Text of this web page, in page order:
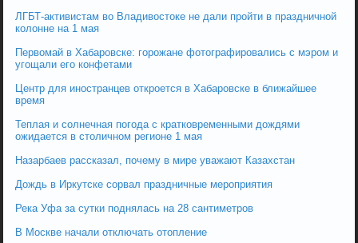
ЛГБТ-активистам во Владивостоке не дали пройти в праздничной
колонне на 1 мая
Первомай в Хабаровске: горожане фотографировались с мэром и
угощали его конфетами
Центр для иностранцев откроется в Хабаровске в ближайшее
время
Теплая и солнечная погода с кратковременными дождями
ожидается в столичном регионе 1 мая
Назарбаев рассказал, почему в мире уважают Казахстан
Дождь в Иркутске сорвал праздничные мероприятия
Река Уфа за сутки поднялась на 28 сантиметров
В Москве начали отключать отопление